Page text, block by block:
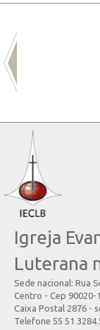
Igreja
Luterana
Sede nacional: Rua
Centro - Cep
Caixa Postal 2876 -
Telefone 55 51